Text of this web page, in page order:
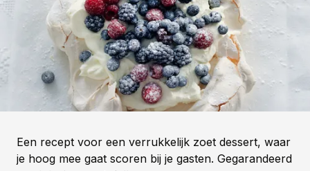
Een recept voor een verrukkelijk zoet dessert, waar
je hoog mee gaat scoren bij je gasten. Gegarandeerd